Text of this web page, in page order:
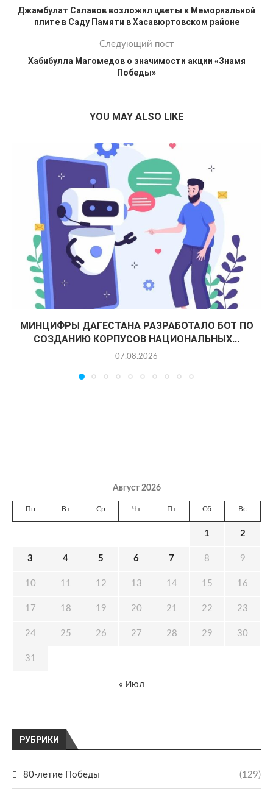
Джамбулат Салавов возложил цветы к Мемориальной
плите в Саду Памяти в Хасавюртовском районе
Следующий пост
Хабибулла Магомедов о значимости акции «Знамя
Победы»
YOU MAY ALSO LIKE
МИНЦИФРЫ ДАГЕСТАНА РАЗРАБОТАЛО БОТ ПО
СОЗДАНИЮ КОРПУСОВ НАЦИОНАЛЬНЫХ...
07.08.2026
РУБРИКИ
80-летие Победы (129)
Август 2026
Пн Вт Ср Чт Пт Сб Вс
1 2
3 4 5 6 7 8 9
10 11 12 13 14 15 16
17 18 19 20 21 22 23
24 25 26 27 28 29 30
31
« Июл